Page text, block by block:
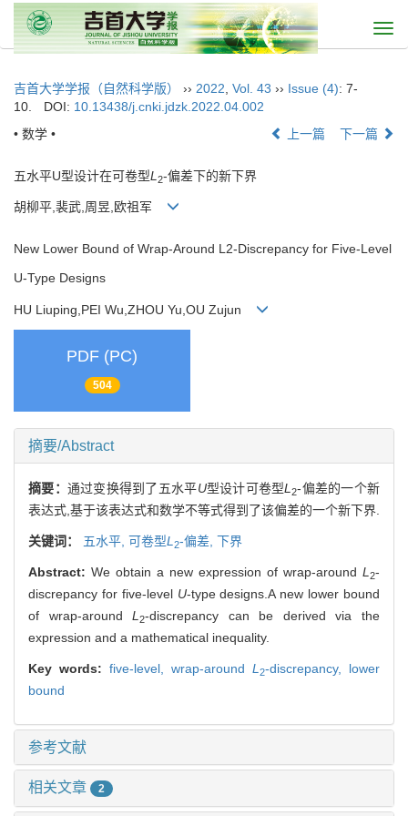
吉首大学学报（自然科学版） ›› 2022 Vol. 43 ›› Issue (4): 7-
10.
DOI: 10.13438/j.cnki.jdzk.2022.04.002
• 数学 •
上一篇 下一篇
五水平U型设计在可卷型L 2-偏差下的新下界
胡柳平,裴武,周昱,欧祖军
New Lower Bound of Wrap-Around L2-Discrepancy for Five-Level
U-Type Designs
HU Liuping,PEI Wu,ZHOU Yu,OU Zujun
PDF (PC)
504
摘要/Abstract
摘要： 通过变换得到了五水平U型设计可卷型L2-偏差的一个新
表达式,基于该表达式和数学不等式得到了该偏差的一个新下界.
关键词： 五水平, 可卷型L 2-偏差, 下界
Abstract: We obtain a new expression of wrap-around L 2-
discrepancy for five-level U-type designs.A new lower bound
of wrap-aroundL2-discrepancy can be derived via the
expression and a mathematical inequality.
Key words: five-level, wrap-around L 2-discrepancy, lower
bound
参考文献
相关文章 2